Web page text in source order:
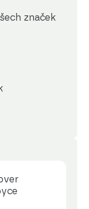
značek